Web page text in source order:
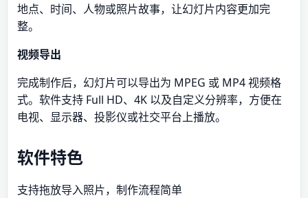
地点、时间、人物或照片故事，让幻灯片内容更加完
整。
视频导出
完成制作后，幻灯片可以导出为 MPEG 或 MP4 视频格
式。软件支持 Full HD、4K 以及自定义分辨率，方便在
电视、显示器、投影仪或社交平台上播放。
软件特色
支持拖放导入照片，制作流程简单